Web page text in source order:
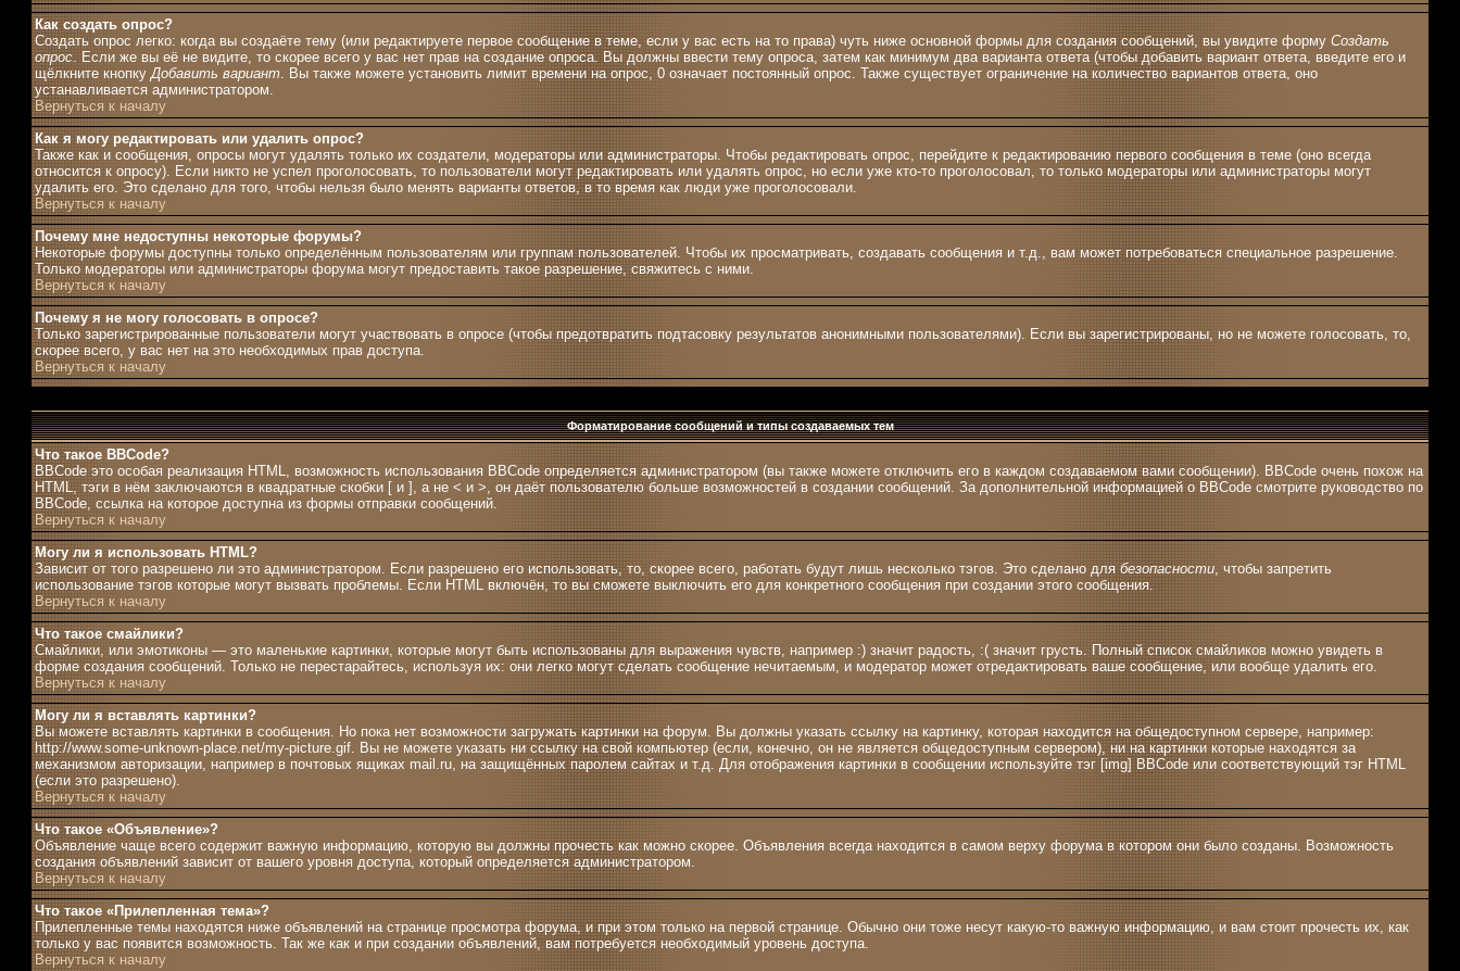
Как создать опрос?
Создать опрос легко: когда вы создаёте тему (или редактируете первое сообщение в теме, если у вас есть на то права) чуть ниже основной формы для создания сообщений, вы увидите форму Создать
опрос. Если же вы её не видите, то скорее всего у вас нет прав на создание опроса. Вы должны ввести тему опроса, затем как минимум два варианта ответа (чтобы добавить вариант ответа, введите его и
щёлкните кнопкуДобавить вариант. Вы также можете установить лимит времени на опрос, 0 означает постоянный опрос. Также существует ограничение на количество вариантов ответа, оно
устанавливается администратором.
Вернуться к началу
Как я могу редактировать или удалить опрос?
Также как и сообщения, опросы могут удалять только их создатели, модераторы или администраторы. Чтобы редактировать опрос, перейдите к редактированию первого сообщения в теме (оно всегда
относится к опросу). Если никто не успел проголосовать, то пользователи могут редактировать или удалять опрос, но если уже кто-то проголосовал, то только модераторы или администраторы могут
удалить его. Это сделано для того, чтобы нельзя было менять варианты ответов, в то время как люди уже проголосовали.
Вернуться к началу
Почему мне недоступны некоторые форумы?
Некоторые форумы доступны только определённым пользователям или группам пользователей. Чтобы их просматривать, создавать сообщения и т.д., вам может потребоваться специальное разрешение.
Только модераторы или администраторы форума могут предоставить такое разрешение, свяжитесь с ними.
Вернуться к началу
Почему я не могу голосовать в опросе?
Только зарегистрированные пользователи могут участвовать в опросе (чтобы предотвратить подтасовку результатов анонимными пользователями). Если вы зарегистрированы, но не можете голосовать, то,
скорее всего, у вас нет на это необходимых прав доступа.
Вернуться к началу
Форматирование сообщений и типы создаваемых тем
Что такое BBCode?
BBCode это особая реализация HTML, возможность использования BBCode определяется администратором (вы также можете отключить его в каждом создаваемом вами сообщении). BBCode очень похож на
HTML, тэги в нём заключаются в квадратные скобки [ и ], а не < и >, он даёт пользователю больше возможностей в создании сообщений. За дополнительной информацией о BBCode смотрите руководство по
BBCode, ссылка на которое доступна из формы отправки сообщений.
Вернуться к началу
Могу ли я использовать HTML?
Зависит от того разрешено ли это администратором. Если разрешено его использовать, то, скорее всего, работать будут лишь несколько тэгов. Это сделано для безопасности, чтобы запретить
использование тэгов которые могут вызвать проблемы. Если HTML включён, то вы сможете выключить его для конкретного сообщения при создании этого сообщения.
Вернуться к началу
Что такое смайлики?
Смайлики, или эмотиконы — это маленькие картинки, которые могут быть использованы для выражения чувств, например :) значит радость, :( значит грусть. Полный список смайликов можно увидеть в
форме создания сообщений. Только не перестарайтесь, используя их: они легко могут сделать сообщение нечитаемым, и модератор может отредактировать ваше сообщение, или вообще удалить его.
Вернуться к началу
Могу ли я вставлять картинки?
Вы можете вставлять картинки в сообщения. Но пока нет возможности загружать картинки на форум. Вы должны указать ссылку на картинку, которая находится на общедоступном сервере, например:
http://www.some-unknown-place.net/my-picture.gif. Вы не можете указать ни ссылку на свой компьютер (если, конечно, он не является общедоступным сервером), ни на картинки которые находятся за
механизмом авторизации, например в почтовых ящиках mail.ru, на защищённых паролем сайтах и т.д. Для отображения картинки в сообщении используйте тэг [img] BBCode или соответствующий тэг HTML
(если это разрешено).
Вернуться к началу
Что такое «Объявление»?
Объявление чаще всего содержит важную информацию, которую вы должны прочесть как можно скорее. Объявления всегда находится в самом верху форума в котором они было созданы. Возможность
создания объявлений зависит от вашего уровня доступа, который определяется администратором.
Вернуться к началу
Что такое «Прилепленная тема»?
Прилепленные темы находятся ниже объявлений на странице просмотра форума, и при этом только на первой странице. Обычно они тоже несут какую-то важную информацию, и вам стоит прочесть их, как
только у вас появится возможность. Так же как и при создании объявлений, вам потребуется необходимый уровень доступа.
Вернуться к началу